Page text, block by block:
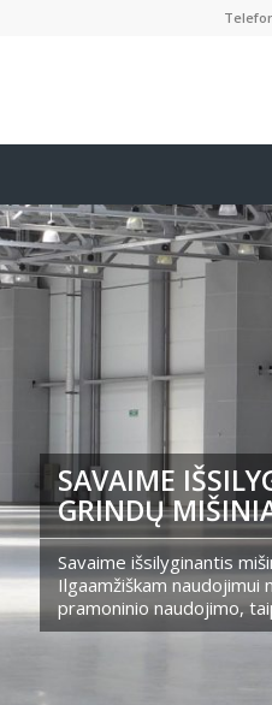
SAVAIME
GRINDŲ
Savaime išsilyginantis
Ilgaamžiškam
pramoninio naudojimo,